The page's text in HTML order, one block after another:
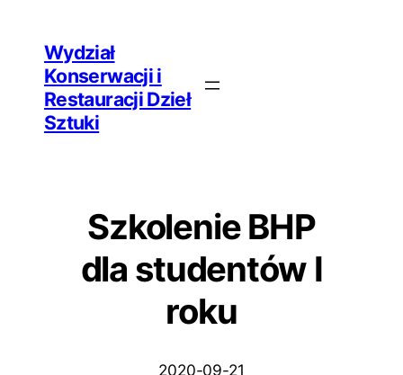
Wydział
Konserwacji i
Restauracji Dzieł
Sztuki
Szkolenie BHP
dla studentów I
roku
2020-09-21